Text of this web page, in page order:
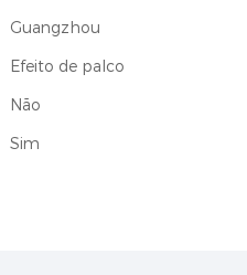
Guangzhou
Efeito de palco
Não
Sim